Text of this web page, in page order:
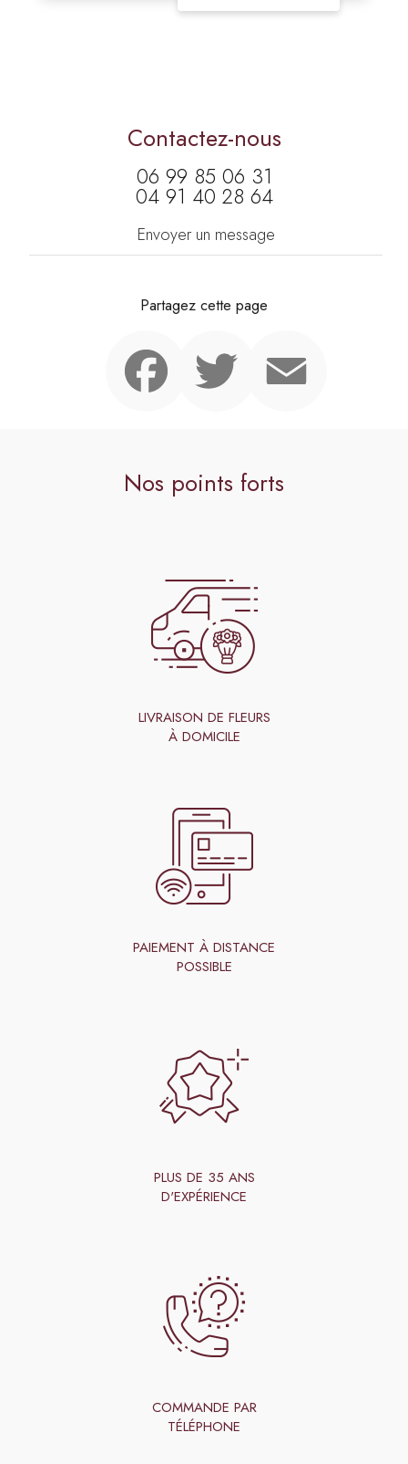
Contactez-nous
06 99 85 06 31
04 91 40 28 64
Envoyer un message
Partagez cette page
Nos points forts
LIVRAISON DE FLEURS
À DOMICILE
PAIEMENT À DISTANCE
POSSIBLE
PLUS DE 35 ANS
D'EXPÉRIENCE
COMMANDE PAR
TÉLÉPHONE